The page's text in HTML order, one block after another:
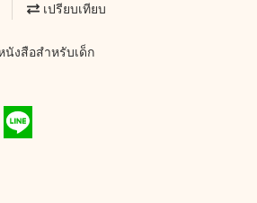
เปรียบเทียบ
นังสือสำหรับเด็ก